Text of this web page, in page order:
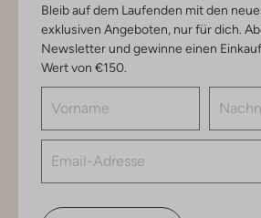
Bleib auf dem Laufenden mit den
exklusiven Angeboten, nur für dich.
Newsletter und gewinne einen
Wert von €150.